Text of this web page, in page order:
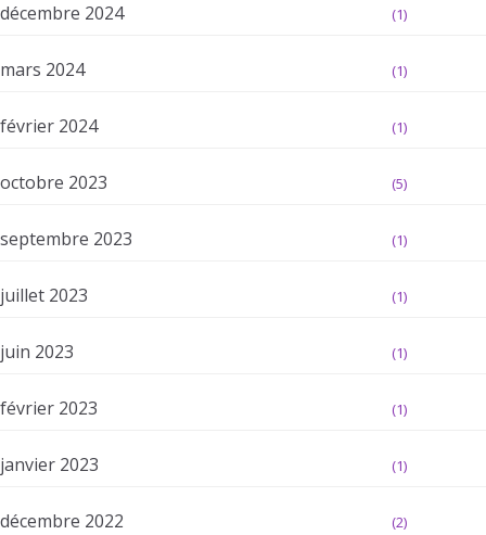
décembre 2024 (1)
mars 2024 (1)
février 2024 (1)
octobre 2023 (5)
septembre 2023 (1)
juillet 2023 (1)
juin 2023 (1)
février 2023 (1)
janvier 2023 (1)
décembre 2022 (2)